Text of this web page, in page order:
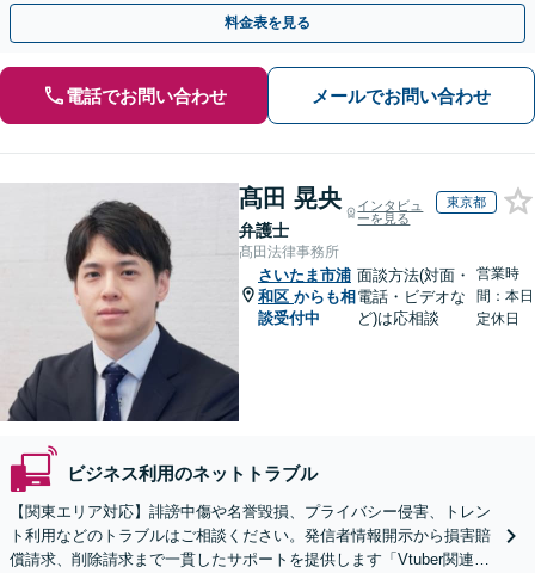
クの口コミ対策／AV出演歴の削除／トレントなど
料金表を見る
電話でお問い合わせ メールでお問い合わせ
髙田 晃央
弁護士
インタビュ
ーを見る
東京都
髙田法律事務所
さいたま市浦
和区 からも相
談受付中
面談方法(対面・
電話・ビデオな
ど)は応相談
営業時
間：本日
定休日
ビジネス利用のネットトラブル
【関東エリア対応】誹謗中傷や名誉毀損、プライバシー侵害、トレン
ト利用などのトラブルはご相談ください。発信者情報開示から損害賠
償請求、削除請求まで一貫したサポートを提供します「Vtuber関連、